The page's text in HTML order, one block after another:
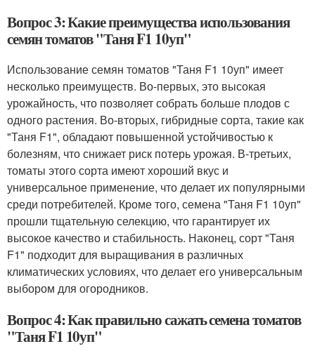
Вопрос 3: Какие преимущества использования
семян томатов "Таня F1 10уп"
Использование семян томатов "Таня F1 10уп" имеет
несколько преимуществ. Во-первых, это высокая
урожайность, что позволяет собрать больше плодов с
одного растения. Во-вторых, гибридные сорта, такие как
"Таня F1", обладают повышенной устойчивостью к
болезням, что снижает риск потерь урожая. В-третьих,
томаты этого сорта имеют хороший вкус и
универсальное применение, что делает их популярными
среди потребителей. Кроме того, семена "Таня F1 10уп"
прошли тщательную селекцию, что гарантирует их
высокое качество и стабильность. Наконец, сорт "Таня
F1" подходит для выращивания в различных
климатических условиях, что делает его универсальным
выбором для огородников.
Вопрос 4: Как правильно сажать семена томатов
"Таня F1 10уп"